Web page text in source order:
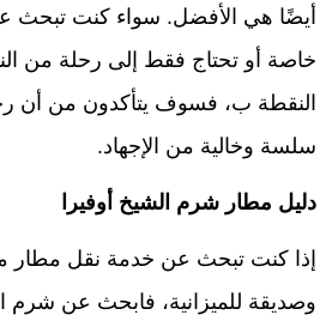
أيضًا هي الأفضل. سواء كنت تبحث
خاصة أو تحتاج فقط إلى رحلة من
النقطة ب، فسوف يتأكدون من أن
سلسة وخالية من الإجهاد.
دليل مطار شرم الشيخ أوفيرا
إذا كنت تبحث عن خدمة نقل مطار
وصديقة للميزانية، فابحث عن شرم